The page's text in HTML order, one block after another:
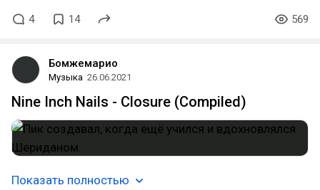
4 14 569
Бомжемарио
Музыка 26.06.2021
Nine Inch Nails - Closure (Compiled)
Показать полностью